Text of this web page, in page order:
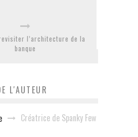
l’architecture de la
banque
L'AUTEUR
Créatrice de Spanky Few